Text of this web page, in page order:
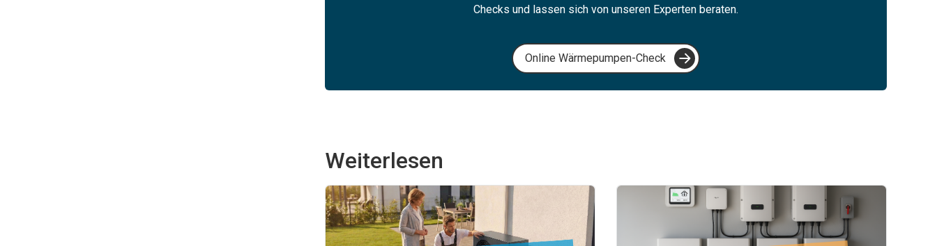
Checks und lassen sich von unseren Experten beraten.
Online Wärmepumpen-Check
Weiterlesen